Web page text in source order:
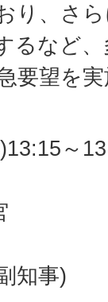
り、さ
るなど
要望を
～
知事)